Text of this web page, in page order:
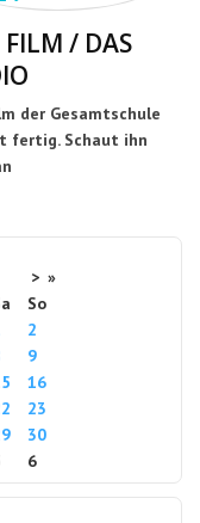
FILM / DAS
der Gesamtschule
fertig. Schaut ihn
> »
So
2
9
16
23
30
6